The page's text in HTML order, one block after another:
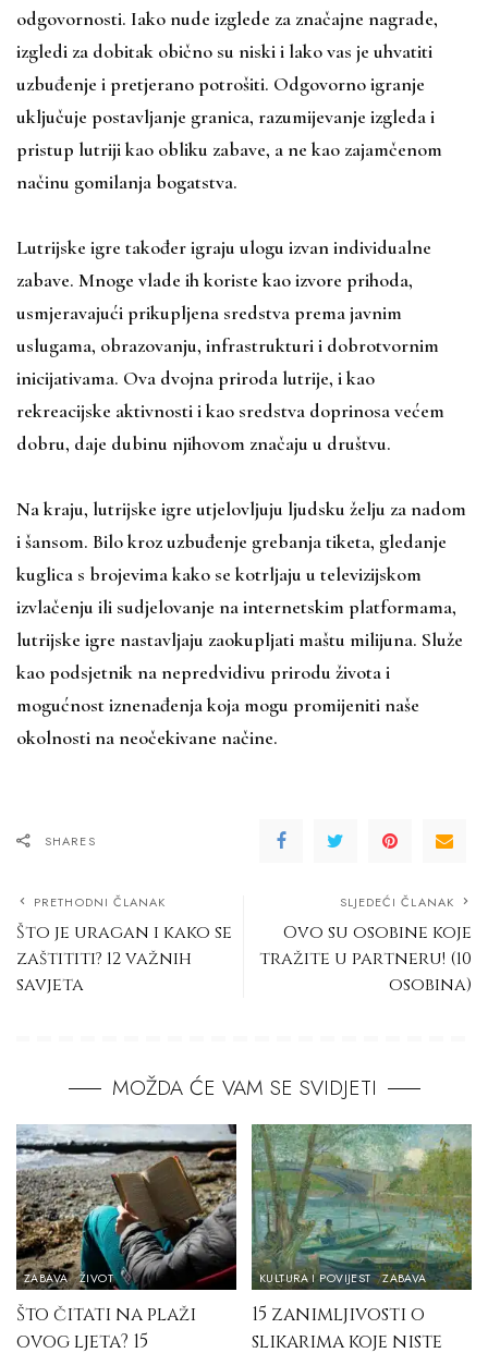
odgovornosti. Iako nude izglede za značajne nagrade,
izgledi za dobitak obično su niski i lako vas je uhvatiti
uzbuđenje i pretjerano potrošiti. Odgovorno igranje
uključuje postavljanje granica, razumijevanje izgleda i
pristup lutriji kao obliku zabave, a ne kao zajamčenom
načinu gomilanja bogatstva.
Lutrijske igre također igraju ulogu izvan individualne
zabave. Mnoge vlade ih koriste kao izvore prihoda,
usmjeravajući prikupljena sredstva prema javnim
uslugama, obrazovanju, infrastrukturi i dobrotvornim
inicijativama. Ova dvojna priroda lutrije, i kao
rekreacijske aktivnosti i kao sredstva doprinosa većem
dobru, daje dubinu njihovom značaju u društvu.
Na kraju, lutrijske igre utjelovljuju ljudsku želju za nadom
i šansom. Bilo kroz uzbuđenje grebanja tiketa, gledanje
kuglica s brojevima kako se kotrljaju u televizijskom
izvlačenju ili sudjelovanje na internetskim platformama,
lutrijske igre nastavljaju zaokupljati maštu milijuna. Služe
kao podsjetnik na nepredvidivu prirodu života i
mogućnost iznenađenja koja mogu promijeniti naše
okolnosti na neočekivane načine.
SHARES
PRETHODNI ČLANAK
Što je uragan i kako se
zaštititi? 12 važnih
savjeta
SLJEDEĆI ČLANAK
Ovo su osobine koje
tražite u partneru! (10
osobina)
MOŽDA ĆE VAM SE SVIDJETI
ZABAVA ŽIVOT
Što čitati na plaži
ovog ljeta? 15
KULTURA I POVIJEST ZABAVA
15 zanimljivosti o
slikarima koje niste